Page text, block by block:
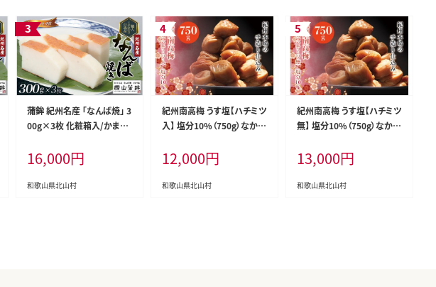
蒲鉾 紀州名産 「なんば焼」 3
00g×3枚 化粧箱入/かまぼ
物 初節句 内祝い お祝い お
返し 母の日 父の日 お中元
敬老の日 おつまみ 惣菜【ny
16,000円
和歌山県北山村
紀州南高梅 うす塩【ハチミツ
入】 塩分10%（750g）なかや
干し【nky006-175k】
12,000円
和歌山県北山村
紀州南高梅 うす塩【ハチミツ
無】 塩分10%（750g）なかや
干し【nky002-175k】
13,000円
和歌山県北山村